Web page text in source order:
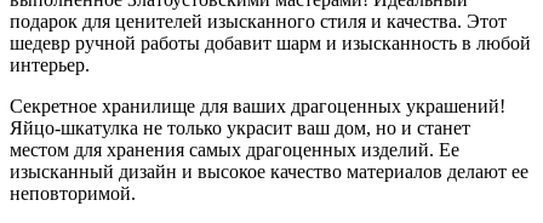
подарок для ценителей изысканного стиля и качества. Этот
шедевр ручной работы добавит шарм и изысканность в любой
интерьер.
Секретное хранилище для ваших драгоценных украшений!
Яйцо-шкатулка не только украсит ваш дом, но и станет
местом для хранения самых драгоценных изделий. Ее
изысканный дизайн и высокое качество материалов делают ее
неповторимой.